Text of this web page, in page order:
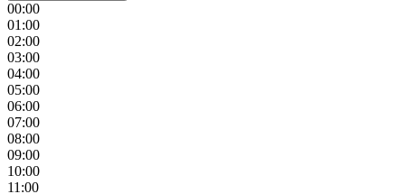
00:00
01:00
02:00
03:00
04:00
05:00
06:00
07:00
08:00
09:00
10:00
11:00